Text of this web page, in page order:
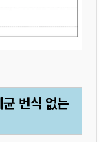
번식 없는